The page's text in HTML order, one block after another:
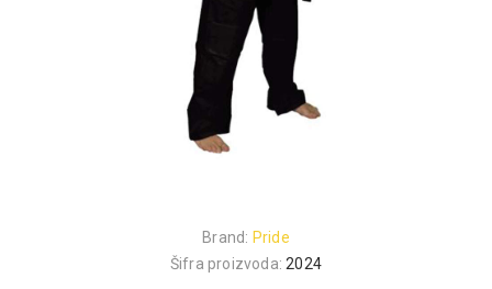
Brand: Pride
Šifra proizvoda: 2024